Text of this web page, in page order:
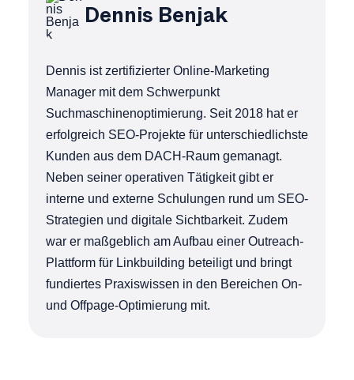
Dennis Benjak
Dennis ist zertifizierter Online-Marketing
Manager mit dem Schwerpunkt
Suchmaschinenoptimierung. Seit 2018 hat er
erfolgreich SEO-Projekte für unterschiedlichste
Kunden aus dem DACH-Raum gemanagt.
Neben seiner operativen Tätigkeit gibt er
interne und externe Schulungen rund um SEO-
Strategien und digitale Sichtbarkeit. Zudem
war er maßgeblich am Aufbau einer Outreach-
Plattform für Linkbuilding beteiligt und bringt
fundiertes Praxiswissen in den Bereichen On-
und Offpage-Optimierung mit.